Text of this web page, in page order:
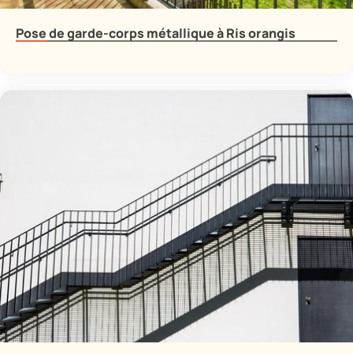
Pose de garde-corps métallique à Ris orangis